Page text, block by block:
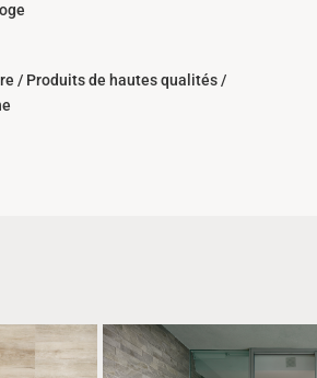
/ Produits de hautes qualités /